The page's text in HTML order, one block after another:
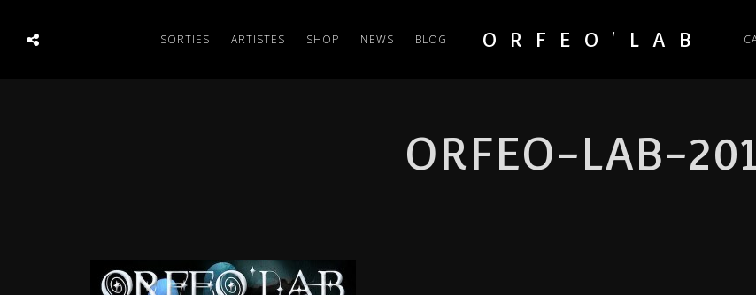
SORTIES ARTISTES SHOP NEWS BLOG ORFEO'LAB
ORFEO-LAB-